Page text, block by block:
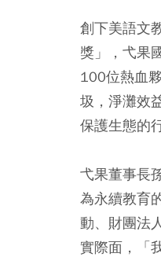
創下美語文
獎」，弋果
100位熱血
圾，淨灘效
保護生態的
弋果董事長
為永續教育
動、財團法
實際面，「